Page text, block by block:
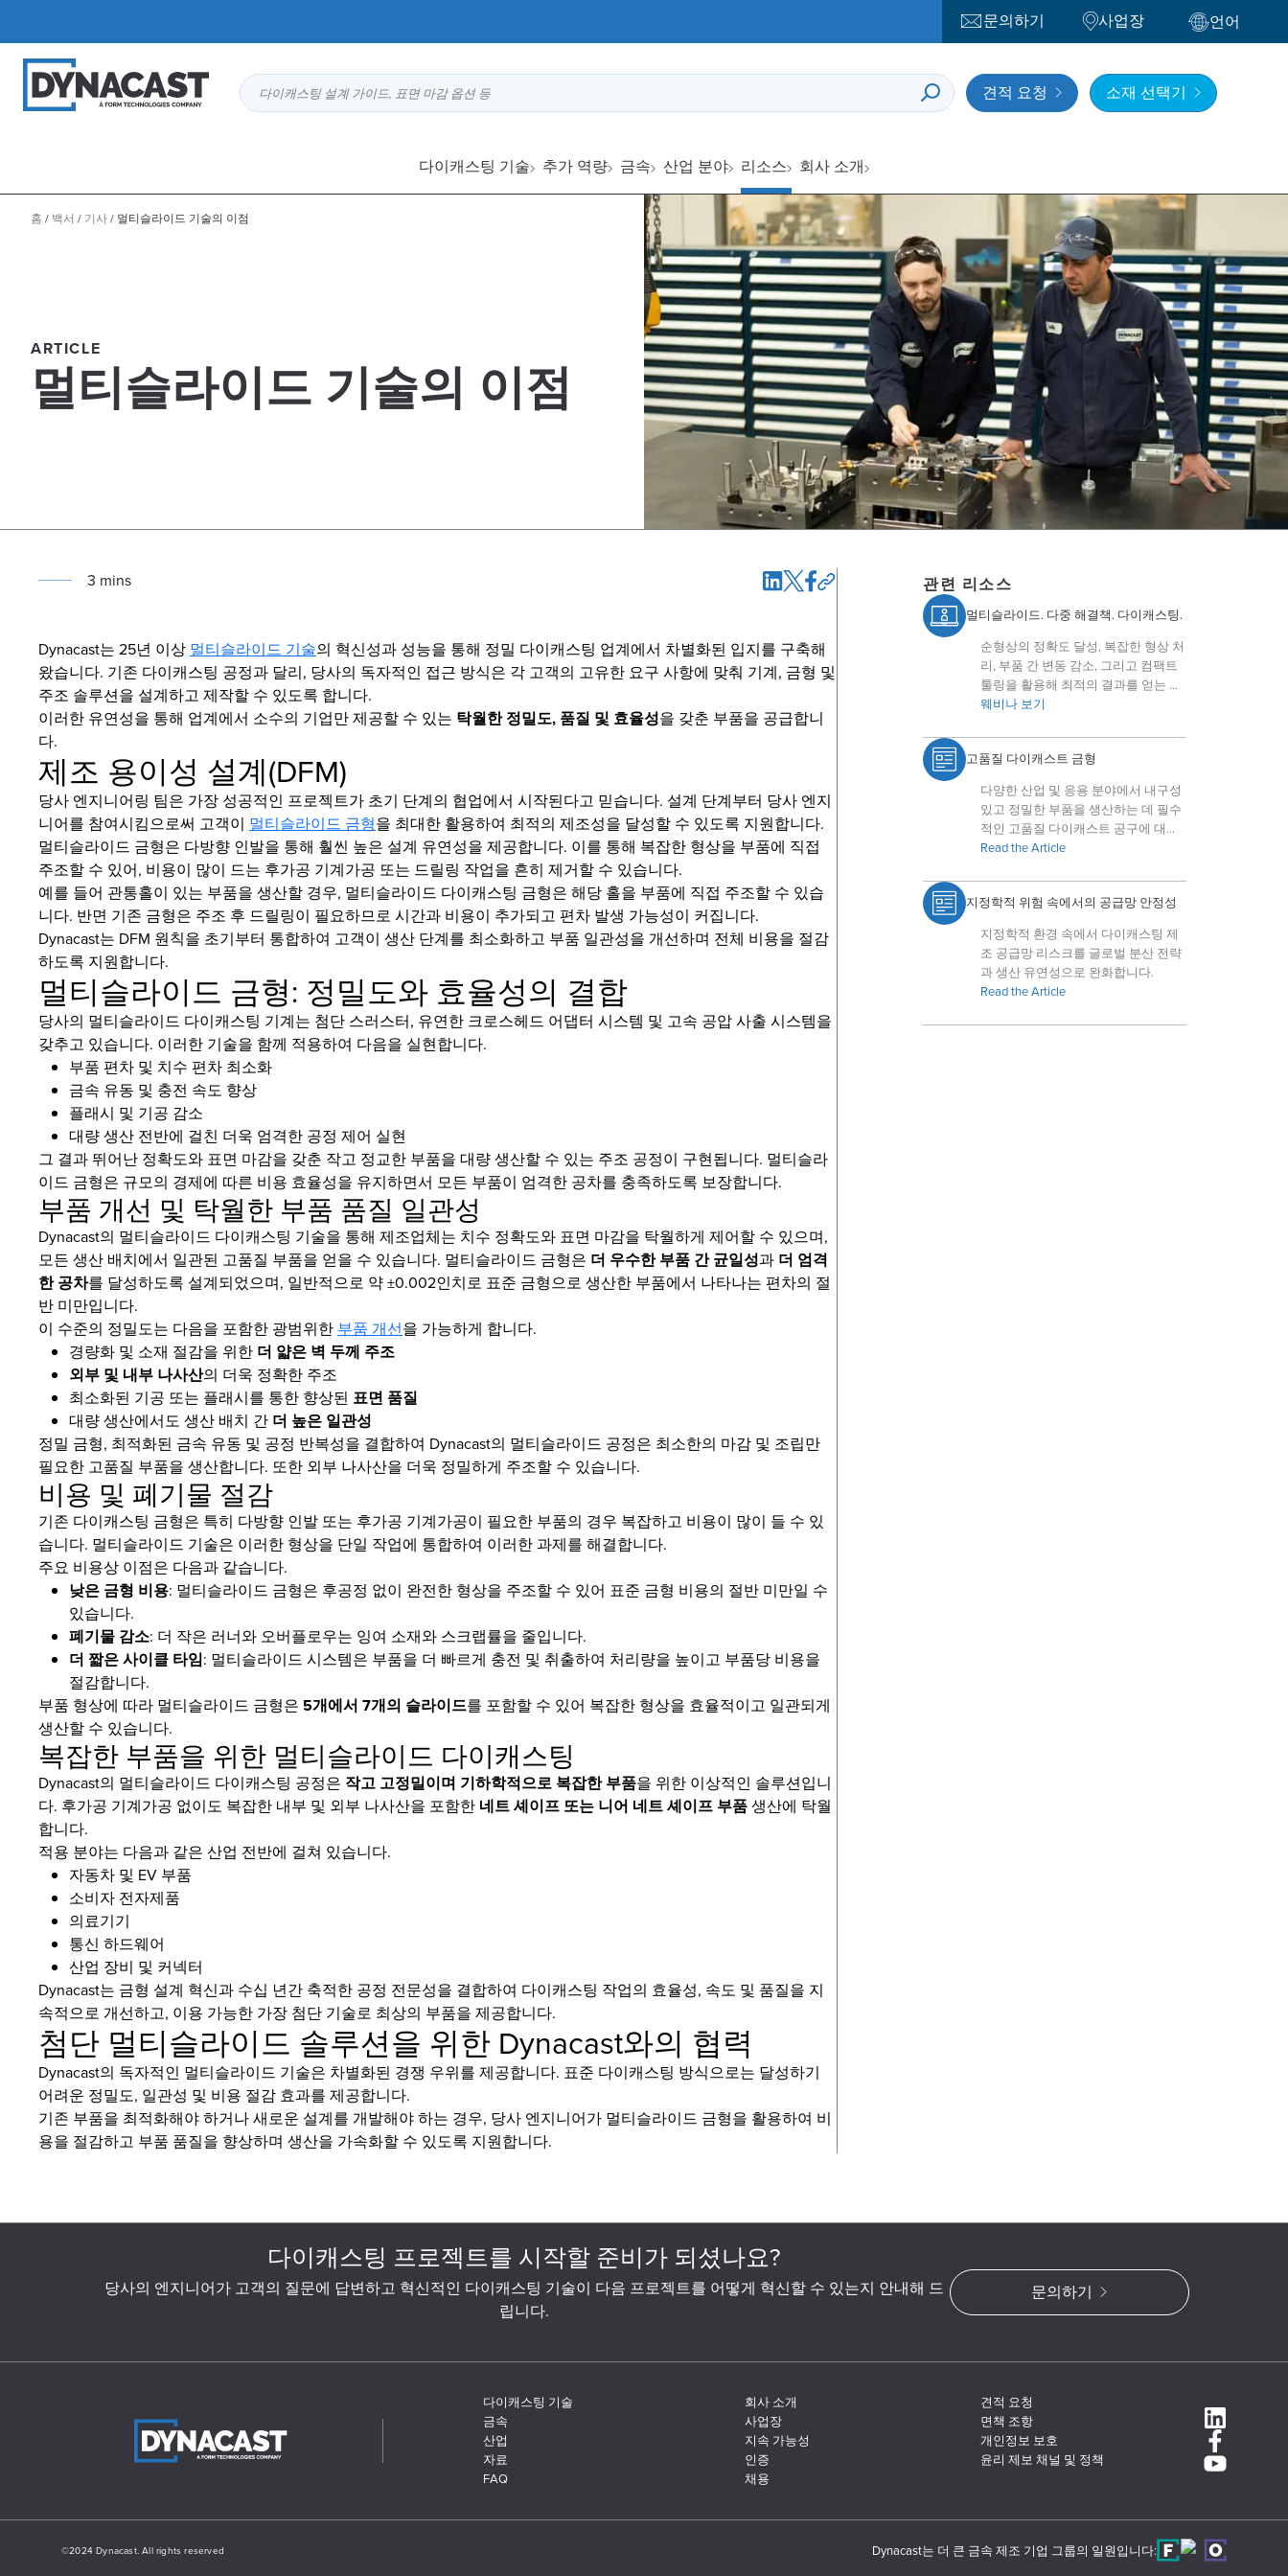
문의하기 사업장 언어
다이캐스팅 설계 가이드, 표면 마감 옵션 등 견적 요청 소재 선택기
다이캐스팅 기술 추가 역량 금속 산업 분야 리소스 회사 소개
홈 / 백서 / 기사/ 멀티슬라이드 기술의 이점
ARTICLE
멀티슬라이드 기술의 이점
3 mins
Dynacast는 25년 이상 멀티슬라이드 기술의 혁신성과 성능을 통해 정밀 다이캐스팅 업계에서 차별화된 입지를 구축해
왔습니다. 기존 다이캐스팅 공정과 달리, 당사의 독자적인 접근 방식은 각 고객의 고유한 요구 사항에 맞춰 기계, 금형 및
주조 솔루션을 설계하고 제작할 수 있도록 합니다.
이러한 유연성을 통해 업계에서 소수의 기업만 제공할 수 있는 탁월한 정밀도, 품질 및 효율성을 갖춘 부품을 공급합니
다.
제조 용이성 설계(DFM)
당사 엔지니어링 팀은 가장 성공적인 프로젝트가 초기 단계의 협업에서 시작된다고 믿습니다. 설계 단계부터 당사 엔지
니어를 참여시킴으로써 고객이 멀티슬라이드 금형을 최대한 활용하여 최적의 제조성을 달성할 수 있도록 지원합니다.
멀티슬라이드 금형은 다방향 인발을 통해 훨씬 높은 설계 유연성을 제공합니다. 이를 통해 복잡한 형상을 부품에 직접
주조할 수 있어, 비용이 많이 드는 후가공 기계가공 또는 드릴링 작업을 흔히 제거할 수 있습니다.
예를 들어 관통홀이 있는 부품을 생산할 경우, 멀티슬라이드 다이캐스팅 금형은 해당 홀을 부품에 직접 주조할 수 있습
니다. 반면 기존 금형은 주조 후 드릴링이 필요하므로 시간과 비용이 추가되고 편차 발생 가능성이 커집니다.
Dynacast는 DFM 원칙을 초기부터 통합하여 고객이 생산 단계를 최소화하고 부품 일관성을 개선하며 전체 비용을 절감
하도록 지원합니다.
멀티슬라이드 금형: 정밀도와 효율성의 결합
당사의 멀티슬라이드 다이캐스팅 기계는 첨단 스러스터, 유연한 크로스헤드 어댑터 시스템 및 고속 공압 사출 시스템을
갖추고 있습니다. 이러한 기술을 함께 적용하여 다음을 실현합니다.
부품 편차 및 치수 편차 최소화
금속 유동 및 충전 속도 향상
플래시 및 기공 감소
대량 생산 전반에 걸친 더욱 엄격한 공정 제어 실현
그 결과 뛰어난 정확도와 표면 마감을 갖춘 작고 정교한 부품을 대량 생산할 수 있는 주조 공정이 구현됩니다. 멀티슬라
이드 금형은 규모의 경제에 따른 비용 효율성을 유지하면서 모든 부품이 엄격한 공차를 충족하도록 보장합니다.
부품 개선 및 탁월한 부품 품질 일관성
Dynacast의 멀티슬라이드 다이캐스팅 기술을 통해 제조업체는 치수 정확도와 표면 마감을 탁월하게 제어할 수 있으며,
모든 생산 배치에서 일관된 고품질 부품을 얻을 수 있습니다. 멀티슬라이드 금형은 더 우수한 부품 간 균일성과 더 엄격
한 공차를 달성하도록 설계되었으며, 일반적으로 약 ±0.002인치로 표준 금형으로 생산한 부품에서 나타나는 편차의 절
반 미만입니다.
이 수준의 정밀도는 다음을 포함한 광범위한 부품 개선을 가능하게 합니다.
경량화 및 소재 절감을 위한 더 얇은 벽 두께 주조
외부 및 내부 나사산의 더욱 정확한 주조
최소화된 기공 또는 플래시를 통한 향상된 표면 품질
대량 생산에서도 생산 배치 간 더 높은 일관성
정밀 금형, 최적화된 금속 유동 및 공정 반복성을 결합하여 Dynacast의 멀티슬라이드 공정은 최소한의 마감 및 조립만
필요한 고품질 부품을 생산합니다. 또한 외부 나사산을 더욱 정밀하게 주조할 수 있습니다.
비용 및 폐기물 절감
기존 다이캐스팅 금형은 특히 다방향 인발 또는 후가공 기계가공이 필요한 부품의 경우 복잡하고 비용이 많이 들 수 있
습니다. 멀티슬라이드 기술은 이러한 형상을 단일 작업에 통합하여 이러한 과제를 해결합니다.
주요 비용상 이점은 다음과 같습니다.
낮은 금형 비용: 멀티슬라이드 금형은 후공정 없이 완전한 형상을 주조할 수 있어 표준 금형 비용의 절반 미만일 수
있습니다.
폐기물 감소: 더 작은 러너와 오버플로우는 잉여 소재와 스크랩률을 줄입니다.
더 짧은 사이클 타임: 멀티슬라이드 시스템은 부품을 더 빠르게 충전 및 취출하여 처리량을 높이고 부품당 비용을
절감합니다.
부품 형상에 따라 멀티슬라이드 금형은 5개에서 7개의 슬라이드를 포함할 수 있어 복잡한 형상을 효율적이고 일관되게
생산할 수 있습니다.
복잡한 부품을 위한 멀티슬라이드 다이캐스팅
Dynacast의 멀티슬라이드 다이캐스팅 공정은 작고 고정밀이며 기하학적으로 복잡한 부품을 위한 이상적인 솔루션입니
다. 후가공 기계가공 없이도 복잡한 내부 및 외부 나사산을 포함한 네트 셰이프 또는 니어 네트 셰이프 부품생산에 탁월
합니다.
적용 분야는 다음과 같은 산업 전반에 걸쳐 있습니다.
자동차 및 EV 부품
소비자 전자제품
의료기기
통신 하드웨어
산업 장비 및 커넥터
Dynacast는 금형 설계 혁신과 수십 년간 축적한 공정 전문성을 결합하여 다이캐스팅 작업의 효율성, 속도 및 품질을 지
속적으로 개선하고, 이용 가능한 가장 첨단 기술로 최상의 부품을 제공합니다.
첨단 멀티슬라이드 솔루션을 위한 Dynacast와의 협력
Dynacast의 독자적인 멀티슬라이드 기술은 차별화된 경쟁 우위를 제공합니다. 표준 다이캐스팅 방식으로는 달성하기
어려운 정밀도, 일관성 및 비용 절감 효과를 제공합니다.
기존 부품을 최적화해야 하거나 새로운 설계를 개발해야 하는 경우, 당사 엔지니어가 멀티슬라이드 금형을 활용하여 비
용을 절감하고 부품 품질을 향상하며 생산을 가속화할 수 있도록 지원합니다.
관련 리소스
멀티슬라이드. 다중 해결책. 다이캐스팅.
순형상의 정확도 달성, 복잡한 형상 처
리, 부품 간 변동 감소, 그리고 컴팩트
툴링을 활용해 최적의 결과를 얻는 방
법에 대해 배워보세요.
웨비나 보기
고품질 다이캐스트 금형
다양한 산업 및 응용 분야에서 내구성
있고 정밀한 부품을 생산하는 데 필수
적인 고품질 다이캐스트 공구에 대해
배워보세요.
Read the Article
지정학적 위험 속에서의 공급망 안정성
지정학적 환경 속에서 다이캐스팅 제
조 공급망 리스크를 글로벌 분산 전략
과 생산 유연성으로 완화합니다.
Read the Article
다이캐스팅 프로젝트를 시작할 준비가 되셨나요?
당사의 엔지니어가 고객의 질문에 답변하고 혁신적인 다이캐스팅 기술이 다음 프로젝트를 어떻게 혁신할 수 있는지 안내해 드
립니다.
문의하기
다이캐스팅 기술
금속
산업
자료
FAQ
회사 소개
사업장
지속 가능성
인증
채용
견적 요청
면책 조항
개인정보 보호
윤리 제보 채널 및 정책
©2024 Dynacast. All rights reserved Dynacast는 더 큰 금속 제조 기업 그룹의 일원입니다: